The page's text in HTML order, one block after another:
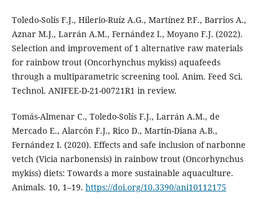
Toledo-Solís F.J., Hilerio-Ruíz A.G., Martínez P.F., Barrios A.,
Aznar M.J., Larrán A.M., Fernández I., Moyano F.J. (2022).
Selection and improvement of 1 alternative raw materials
for rainbow trout (Oncorhynchus mykiss) aquafeeds
through a multiparametric screening tool. Anim. Feed Sci.
Technol. ANIFEE-D-21-00721R1 in review.
Tomás-Almenar C., Toledo-Solís F.J., Larrán A.M., de
Mercado E., Alarcón F.J., Rico D., Martín-Diana A.B.,
Fernández I. (2020). Effects and safe inclusion of narbonne
vetch (Vicia narbonensis) in rainbow trout (Oncorhynchus
mykiss) diets: Towards a more sustainable aquaculture.
Animals. 10, 1–19. https://doi.org/10.3390/ani10112175